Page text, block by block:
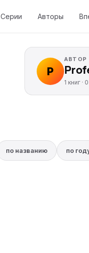
Серии Авторы
P
АВТОР
1 книг · 0
по названию по